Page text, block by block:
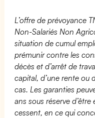
L’offre de prévoyance
Non-Salariés Non
situation de cumul
prémunir contre les
décès et d’arrêt de
capital, d’une rente ou
cas. Les garanties
ans sous réserve
cessent, en ce qui